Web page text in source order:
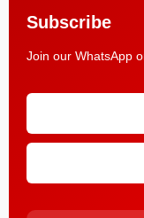
Subscribe
Join our WhatsApp